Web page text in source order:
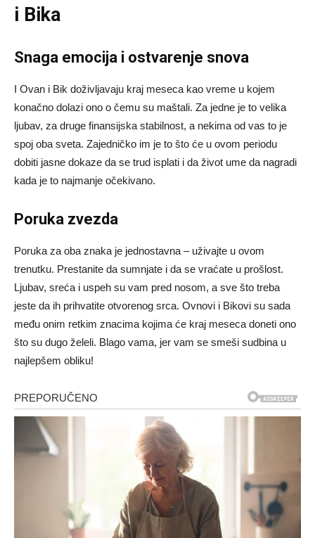
i Bika
Snaga emocija i ostvarenje snova
I Ovan i Bik doživljavaju kraj meseca kao vreme u kojem
konačno dolazi ono o čemu su maštali. Za jedne je to velika
ljubav, za druge finansijska stabilnost, a nekima od vas to je
spoj oba sveta. Zajedničko im je to što će u ovom periodu
dobiti jasne dokaze da se trud isplati i da život ume da nagradi
kada je to najmanje očekivano.
Poruka zvezda
Poruka za oba znaka je jednostavna – uživajte u ovom
trenutku. Prestanite da sumnjate i da se vraćate u prošlost.
Ljubav, sreća i uspeh su vam pred nosom, a sve što treba
jeste da ih prihvatite otvorenog srca. Ovnovi i Bikovi su sada
među onim retkim znacima kojima će kraj meseca doneti ono
što su dugo želeli. Blago vama, jer vam se smeši sudbina u
najlepšem obliku!